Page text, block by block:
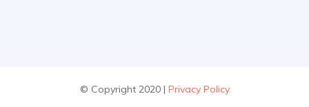
© Copyright 2020 | Privacy Policy